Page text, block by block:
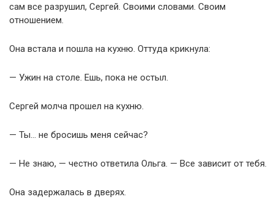
сам все разрушил, Сергей. Своими словами. Своим
отношением.
Она встала и пошла на кухню. Оттуда крикнула:
— Ужин на столе. Ешь, пока не остыл.
Сергей молча прошел на кухню.
— Ты… не бросишь меня сейчас?
— Не знаю, — честно ответила Ольга. — Все зависит от тебя.
Она задержалась в дверях.